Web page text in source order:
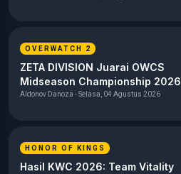
OVERWATCH 2
ZETA DIVISION Juarai OWCS
Midseason Championship 2026
Aldonov Danoza - Selasa, 04 Agustus 2026
HONOR OF KINGS
Hasil KWC 2026: Team Vitality